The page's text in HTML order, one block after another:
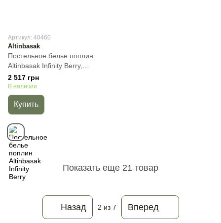
Артикул: 40460
Altinbasak
Постельное белье поплин
Altinbasak Infinity Berry,
Баклажан, 50х70см (2шт),
Полуторный, 160х220 см,
100х200 см (на резинке)
2 517 грн
В наличии
Купить
Показать еще 21 товар
Назад 2 из 7 Вперед